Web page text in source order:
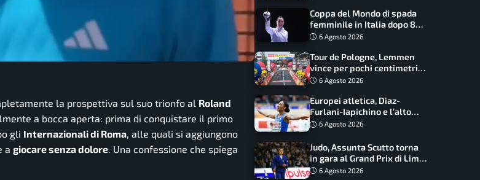
la prospettiva sul suo trionfo al Roland
a bocca aperta: prima di conquistare il primo
gli Internazionali di Roma, alle quali si aggiungono
a giocare senza dolore. Una confessione che spiega
Coppa del Mondo di spada
femminile in Italia dopo 8
anni, Alberta Santuccio: “Il
frutti”
6 Agosto 2026
Tour de Pologne, Lemmen
vince per pochi centimetri
su Scaroni: maxi-caduta e
6 Agosto 2026
Europei atletica, Diaz-
Furlani-Iapichino e l’alto
azzurro: l’Italia sogna nei
6 Agosto 2026
Judo, Assunta Scutto torna
in gara al Grand Prix di Lima:
17 azzurri convocati
6 Agosto 2026